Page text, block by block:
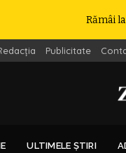
Rămâi
Publicitate
ULTIMELE ȘTIRI